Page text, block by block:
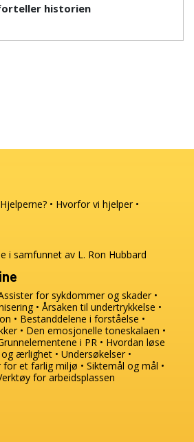
historien
Hvorfor vi hjelper
i samfunnet av L. Ron Hubbard
for sykdommer og skader
Årsaken til undertrykkelse
Bestanddelene i forståelse
Den emosjonelle toneskalaen
i PR
Hvordan løse
ærlighet
Undersøkelser
for et farlig miljø
Siktemål og mål
for arbeidsplassen